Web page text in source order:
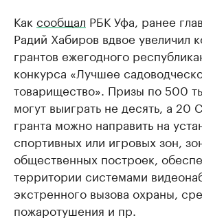
Как сообщал РБК Уфа, ранее
Радий Хабиров вдвое увеличил
грантов ежегодного
конкурса «Лучшее
товарищество». Призы по 500
могут выиграть не десять, а 20
гранта можно направить на
спортивных или игровых зон,
общественных построек,
территории системами
экстренного вызова охраны,
пожаротушения и пр.